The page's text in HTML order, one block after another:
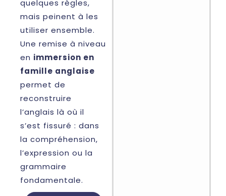
quelques règles,
mais peinent à les
utiliser ensemble.
Une remise à niveau
en immersion en
famille anglaise
permet de
reconstruire
l’anglais là où il
s’est fissuré : dans
la compréhension,
l’expression ou la
grammaire
fondamentale.